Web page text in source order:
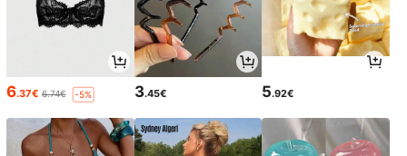
6.37€ 6.74€ -5% 3.45€ 5.92€